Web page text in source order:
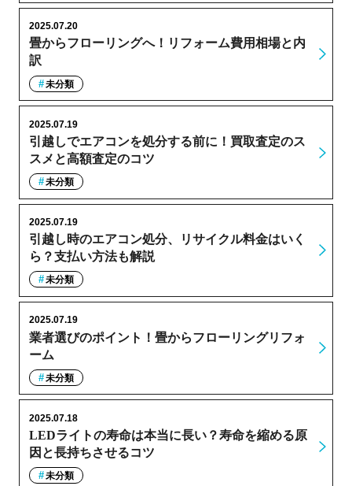
畳からフローリングへ！リフォーム費用相場と内
訳
2025.07.20
未分類
引越しでエアコンを処分する前に！買取査定のス
スメと高額査定のコツ
2025.07.19
未分類
引越し時のエアコン処分、リサイクル料金はいく
ら？支払い方法も解説
2025.07.19
未分類
業者選びのポイント！畳からフローリングリフォ
ーム
2025.07.19
未分類
LEDライトの寿命は本当に長い？寿命を縮める原
因と長持ちさせるコツ
2025.07.18
未分類